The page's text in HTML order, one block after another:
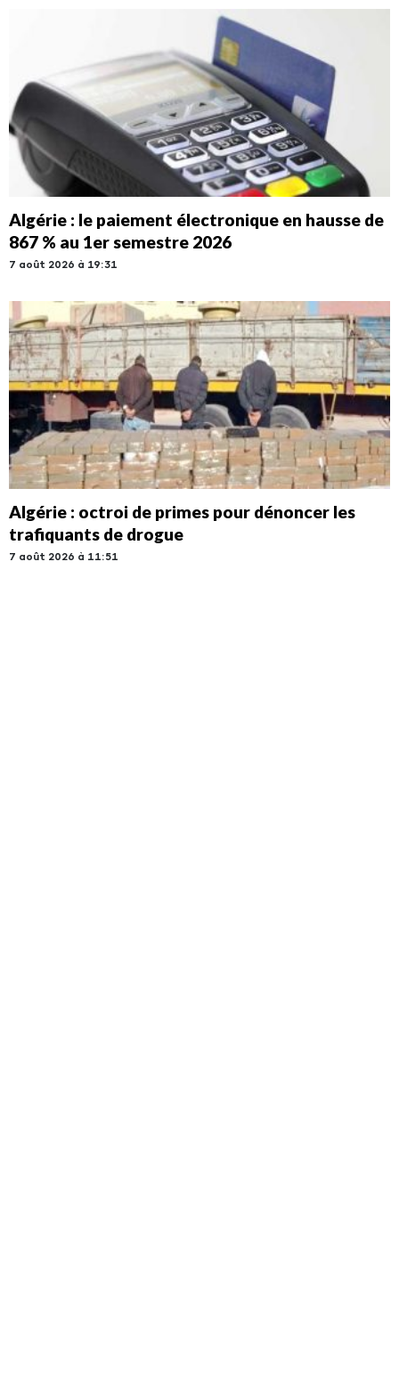
Algérie : le paiement électronique en hausse de
867 % au 1er semestre 2026
7 août 2026 à 19:31
Algérie : octroi de primes pour dénoncer les
trafiquants de drogue
7 août 2026 à 11:51